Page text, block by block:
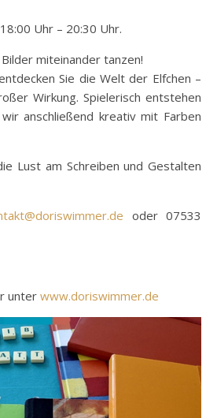
Uhr – 20:30 Uhr.
miteinander tanzen!
Sie die Welt der Elfchen –
Wirkung. Spielerisch entstehen
anschließend kreativ mit Farben
Lust am Schreiben und Gestalten
oder 07533
unter www.doriswimmer.de